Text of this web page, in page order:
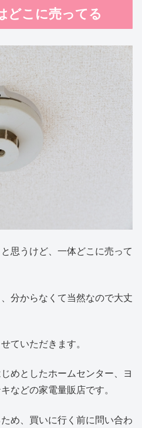
どこに売ってる
思うけど、一体どこに売って
分からなくて当然なので大丈
ていただきます。
めとしたホームセンター、ヨ
などの家電量販店です。
め、買いに行く前に問い合わ